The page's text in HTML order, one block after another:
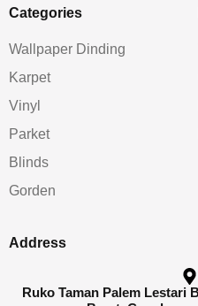
Categories
Wallpaper Dinding
Karpet
Vinyl
Parket
Blinds
Gorden
Address
Ruko Taman Palem Lestari